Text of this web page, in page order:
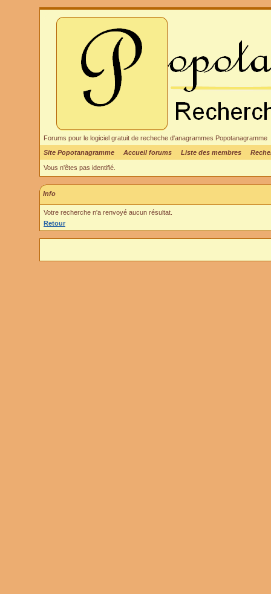
Forums pour le logiciel gratuit de recheche d'anagrammes Popotanagramme
Site Popotanagramme
Accueil forums Liste des membres
Vous n'êtes pas identifié.
Info
Votre recherche n'a renvoyé aucun résultat.
Retour